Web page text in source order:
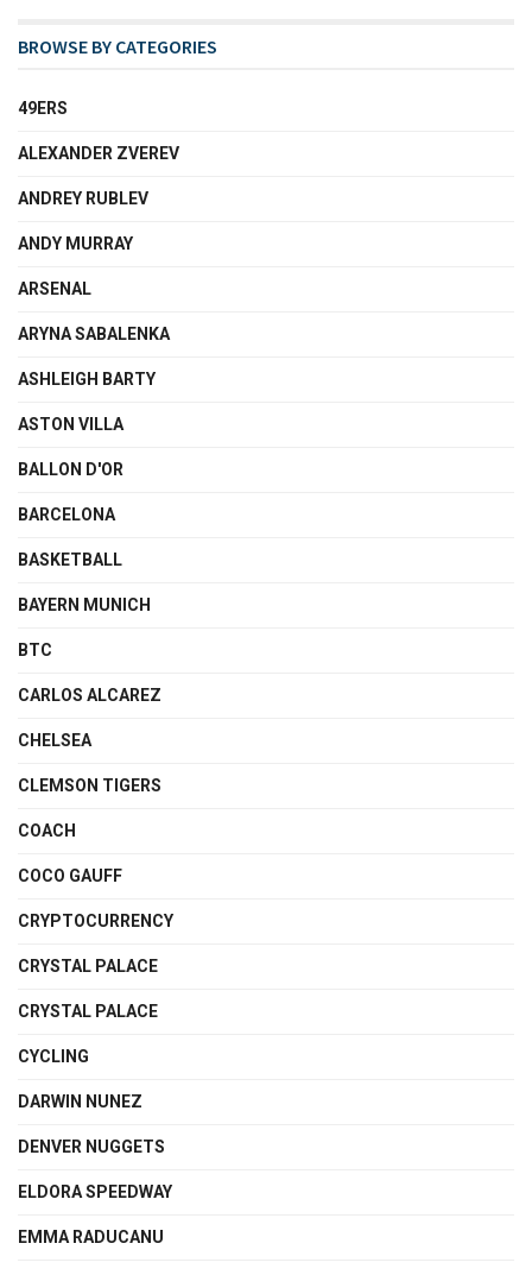
BROWSE BY CATEGORIES
49ERS
ALEXANDER ZVEREV
ANDREY RUBLEV
ANDY MURRAY
ARSENAL
ARYNA SABALENKA
ASHLEIGH BARTY
ASTON VILLA
BALLON D'OR
BARCELONA
BASKETBALL
BAYERN MUNICH
BTC
CARLOS ALCAREZ
CHELSEA
CLEMSON TIGERS
COACH
COCO GAUFF
CRYPTOCURRENCY
CRYSTAL PALACE
CRYSTAL PALACE
CYCLING
DARWIN NUNEZ
DENVER NUGGETS
ELDORA SPEEDWAY
EMMA RADUCANU